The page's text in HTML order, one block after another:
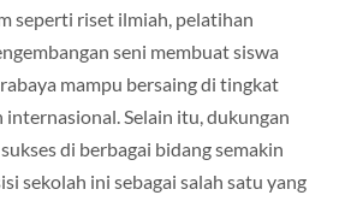
seperti riset ilmiah, pelatihan
seni membuat siswa
mampu bersaing di tingkat
internasional. Selain itu, dukungan
di berbagai bidang semakin
sekolah ini sebagai salah satu yang